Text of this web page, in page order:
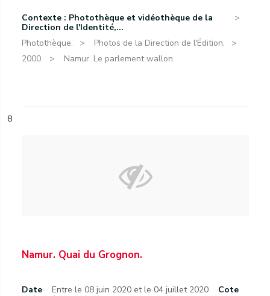
Contexte : Photothèque et vidéothèque de la
Direction de l'Identité,...
Photothèque.
Photos de la Direction de l'Édition.
2000.
Namur. Le parlement wallon.
8
Namur. Quai du Grognon.
Date Entre le 08 juin 2020 et le 04 juillet 2020
Cote